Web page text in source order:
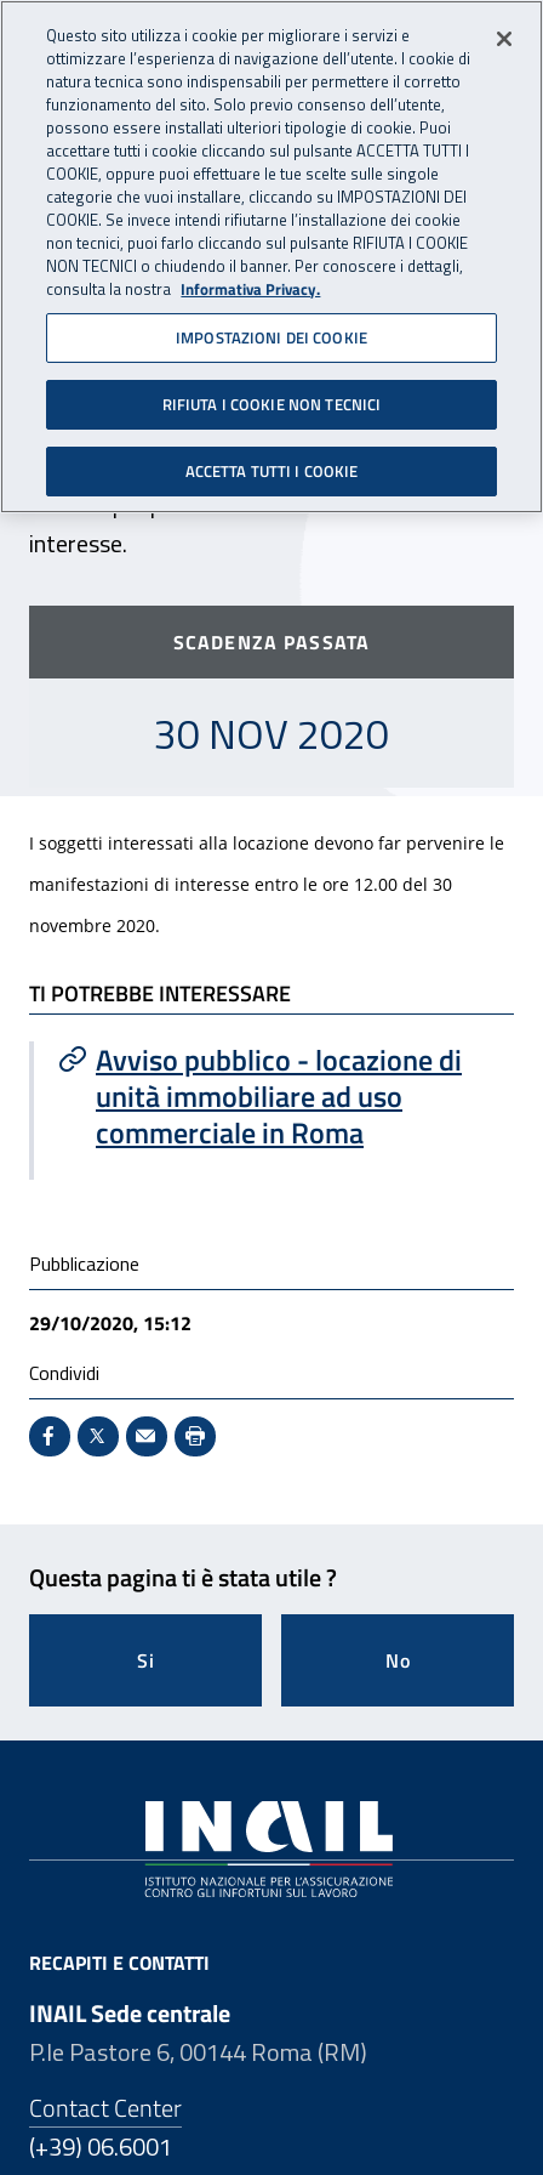
INAIL - Istituto Nazionale
Apri cerca
Navigazione principale
Navigazione - Ti trovi in:
Home Inail comunica Scadenze Scadenza
Dr Lazio: bando per la
locazione di unità
immobiliare ad uso
commerciale in Roma
Scade alle ore 12.00 del 30 novembre 2020 il
termine per presentare le manifestazioni di
interesse.
SCADENZA PASSATA
30 NOVEMBRE 2020
30 NOV 2020
I soggetti interessati alla locazione devono far pervenire le
manifestazioni di interesse entro le ore 12.00 del 30
novembre 2020.
TI POTREBBE INTERESSARE
TI POTREBBE INTERESSARE
Avviso pubblico - locazione di
unità immobiliare ad uso
commerciale in Roma
Condivisione social
Pubblicazione
29/10/2020, 15:12
Condividi
Condividi su Facebook - Sito esterno - Apertura in
X - Sito esterno - Apertura in nuova finestra
Invio Mail: apre il programma di posta
Stampa pagina: scelta meno
Questa pagina ti è stata utile ?
Si No
RECAPITI E CONTATTI
INAIL Sede centrale
P.le Pastore 6, 00144 Roma (RM)
Contact Center
(+39) 06.6001
Questo sito utilizza i cookie per migliorare i servizi e
ottimizzare l’esperienza di navigazione dell’utente. I cookie di
natura tecnica sono indispensabili per permettere il corretto
funzionamento del sito. Solo previo consenso dell’utente,
possono essere installati ulteriori tipologie di cookie. Puoi
accettare tutti i cookie cliccando sul pulsante ACCETTA TUTTI I
COOKIE, oppure puoi effettuare le tue scelte sulle singole
categorie che vuoi installare, cliccando su IMPOSTAZIONI DEI
COOKIE. Se invece intendi rifiutarne l’installazione dei cookie
non tecnici, puoi farlo cliccando sul pulsante RIFIUTA I COOKIE
NON TECNICI o chiudendo il banner. Per conoscere i dettagli,
consulta la nostra Informativa Privacy.
IMPOSTAZIONI DEI COOKIE
RIFIUTA I COOKIE NON TECNICI
ACCETTA TUTTI I COOKIE